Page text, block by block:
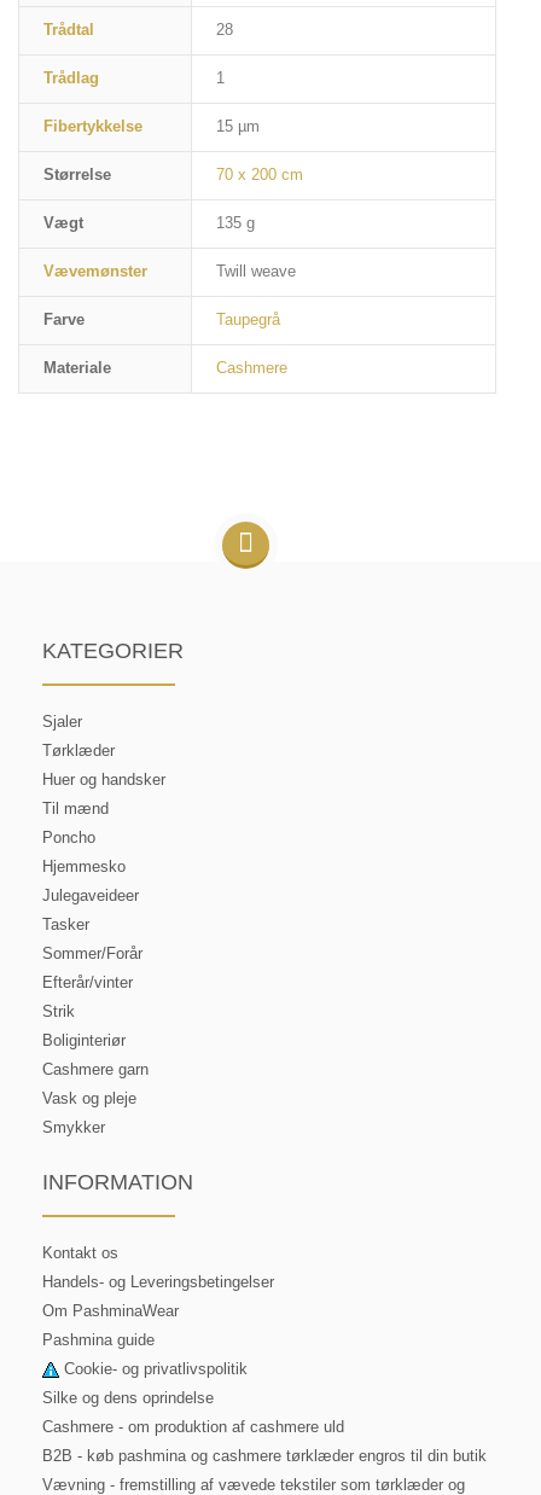
Trådtal 28
Trådlag 1
Fibertykkelse 15 µm
Størrelse 70 x 200 cm
Vægt 135 g
Vævemønster Twill weave
Farve Taupegrå
Materiale Cashmere
KATEGORIER
Sjaler
Tørklæder
Huer og handsker
Til mænd
Poncho
Hjemmesko
Julegaveideer
Tasker
Sommer/Forår
Efterår/vinter
Strik
Boliginteriør
Cashmere garn
Vask og pleje
Smykker
INFORMATION
Kontakt os
Handels- og Leveringsbetingelser
Om PashminaWear
Pashmina guide
Cookie- og privatlivspolitik
Silke og dens oprindelse
Cashmere - om produktion af cashmere uld
B2B - køb pashmina og cashmere tørklæder engros til din butik
Vævning - fremstilling af vævede tekstiler som tørklæder og